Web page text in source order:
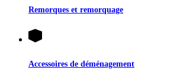
Remorques et remorquage
Accessoires de déménagement